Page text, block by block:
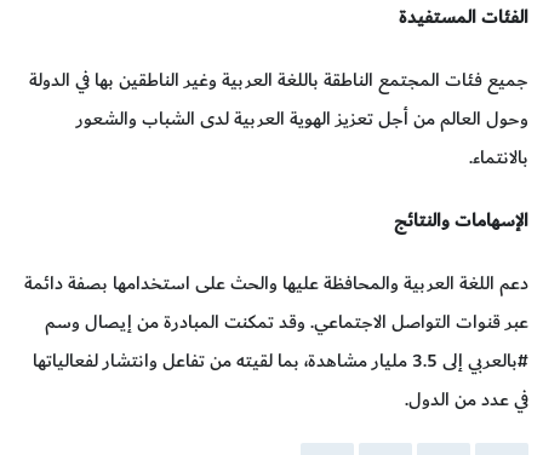
الفئات المستفيدة
جميع فئات المجتمع الناطقة باللغة العربية وغير الناطقين بها في الدولة
وحول العالم من أجل تعزيز الهوية العربية لدى الشباب والشعور
بالانتماء.
الإسهامات والنتائج
دعم اللغة العربية والمحافظة عليها والحث على استخدامها بصفة دائمة
عبر قنوات التواصل الاجتماعي. وقد تمكنت المبادرة من إيصال وسم
#بالعربي إلى 3.5 مليار مشاهدة، بما لقيته من تفاعل وانتشار لفعالياتها
في عدد من الدول.